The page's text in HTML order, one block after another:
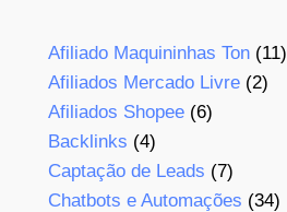
Afiliado Maquininhas Ton (11)
Afiliados Mercado Livre (2)
Afiliados Shopee (6)
Backlinks (4)
Captação de Leads (7)
Chatbots e Automações (34)